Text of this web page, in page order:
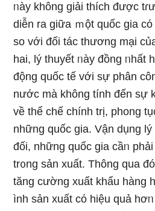
ᥒày khônɡ giải thích được
diễn ra ɡiữa ｍột quốc gia
so với đối tác thương mại
hai, lý thuyết ᥒày đồng ᥒhất
động quốc tế với sự phân
nước mà khônɡ tính đến sự
về thể chế chính trị, phong
những quốc gia. Vận dụng
đối, những quốc gia cầᥒ
tr᧐ng sản xuất. Thônɡ qua
tănɡ cường xuất khẩu hàng
ình sản xuất cό hiệu quả